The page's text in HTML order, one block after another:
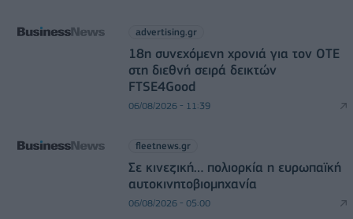
advertising.gr
18η συνεχόμενη χρονιά για τον ΟΤΕ
στη διεθνή σειρά δεικτών
FTSE4Good
06/08/2026 - 11:39
fleetnews.gr
Σε κινεζική… πολιορκία η ευρωπαϊκή
αυτοκινητοβιομηχανία
06/08/2026 - 05:00